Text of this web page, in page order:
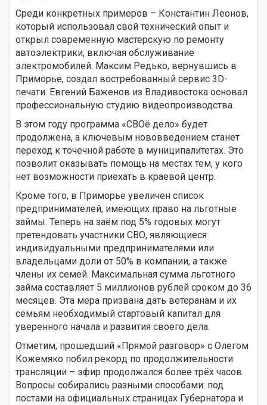
Среди конкретных примеров – Константин Леонов,
который использовал свой технический опыт и
открыл современную мастерскую по ремонту
автоэлектрики, включая обслуживание
электромобилей. Максим Редько, вернувшись в
Приморье, создал востребованный сервис 3D-
печати. Евгений Баженов из Владивостока основал
профессиональную студию видеопроизводства.
В этом году программа «СВОё дело» будет
продолжена, а ключевым нововведением станет
переход к точечной работе в муниципалитетах. Это
позволит оказывать помощь на местах тем, у кого
нет возможности приехать в краевой центр.
Кроме того, в Приморье увеличен список
предпринимателей, имеющих право на льготные
займы. Теперь на заём под 5% годовых могут
претендовать участники СВО, являющиеся
индивидуальными предпринимателями или
владельцами доли от 50% в компании, а также
члены их семей. Максимальная сумма льготного
займа составляет 5 миллионов рублей сроком до 36
месяцев. Эта мера призвана дать ветеранам и их
семьям необходимый стартовый капитал для
уверенного начала и развития своего дела.
Отметим, прошедший «Прямой разговор» с Олегом
Кожемяко побил рекорд по продолжительности
трансляции – эфир продолжался более трёх часов.
Вопросы собирались разными способами: под
постами на официальных страницах Губернатора и